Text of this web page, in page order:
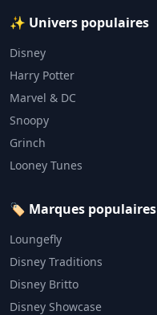
✨ Univers populaires
Disney
Harry Potter
Marvel & DC
Snoopy
Grinch
Looney Tunes
🏷️ Marques populaires
Loungefly
Disney Traditions
Disney Britto
Disney Showcase